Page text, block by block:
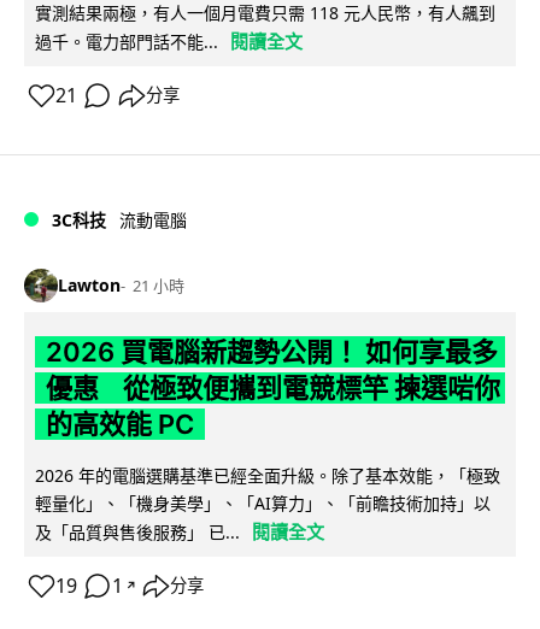
實測結果兩極，有人一個月電費只需 118 元人民幣，有人飆到
過千。電力部門話不能...
閱讀全文
21 分享
3C科技 流動電腦
Lawton 21 小時
2026 買電腦新趨勢公開！ 如何享最多
優惠 從極致便攜到電競標竿 揀選啱你
的高效能 PC
2026 年的電腦選購基準已經全面升級。除了基本效能，「極致
輕量化」、「機身美學」、「AI算力」、「前瞻技術加持」以
及「品質與售後服務」 已...
閱讀全文
19 1 ↗ 分享